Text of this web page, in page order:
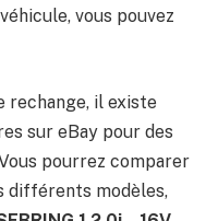
vous pouvez
rechange, il existe
sur eBay pour des
pourrez comparer
différents modèles,